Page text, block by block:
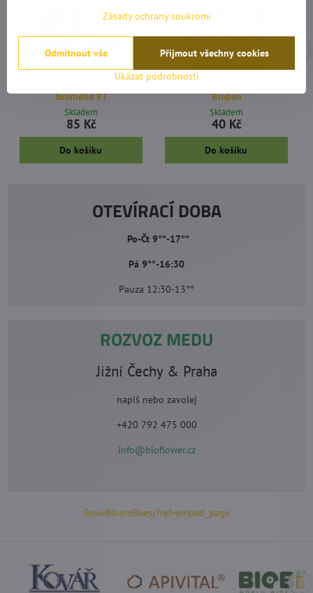
Rosteto substrát Orchideje a
bromélie 3 l
Skladem
85 Kč
Do košíku
Orchideje - hnojivové tyčinky
Biopon
Skladem
40 Kč
Do košíku
OTEVÍRACÍ DOBA
Po-Čt 9°°-17°°
Pá 9°°-16:30
Pauza 12:30-13°°
ROZVOZ MEDU
Jižní Čechy & Praha
napiš nebo zavolej
+420 792 475 000
info@bioflower.cz
GrowBloomBees/?ref=embed_page
Zásady ochrany soukromí
Ukázat podrobnosti
Přijmout všechny cookies
Odmítnout vše